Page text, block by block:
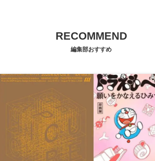
RECOMMEND
編集部おすすめ